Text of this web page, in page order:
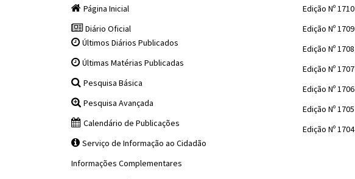
Página Inicial
Diário Oficial
Últimos Diários Publicados
Últimas Matérias Publicadas
Pesquisa Básica
Pesquisa Avançada
Calendário de Publicações
Serviço de Informação ao Cidadão
Informações Complementares
Edição Nº 1710
Edição Nº 1709
Edição Nº 1708
Edição Nº 1707
Edição Nº 1706
Edição Nº 1705
Edição Nº 1704